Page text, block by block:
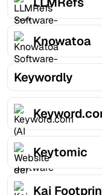
Knowatoa
Keywordly
Keytomic
Kai